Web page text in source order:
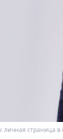
личная страница в